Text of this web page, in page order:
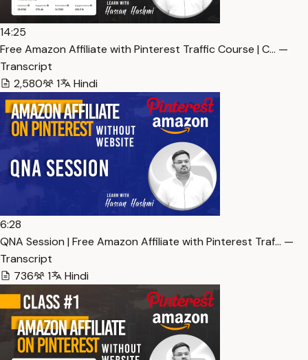
14:25
Free Amazon Affiliate with Pinterest Traffic Course | C… —
Transcript
2,580
1 Hindi
6:28
QNA Session | Free Amazon Affiliate with Pinterest Traf… —
Transcript
736
1 Hindi